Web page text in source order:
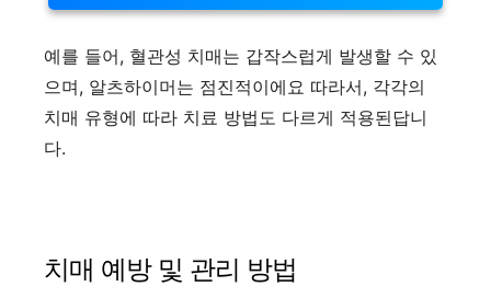
예를 들어, 혈관성 치매는 갑작스럽게 발생할 수 있
으며, 알츠하이머는 점진적이에요 따라서, 각각의
치매 유형에 따라 치료 방법도 다르게 적용된답니
다.
치매 예방 및 관리 방법